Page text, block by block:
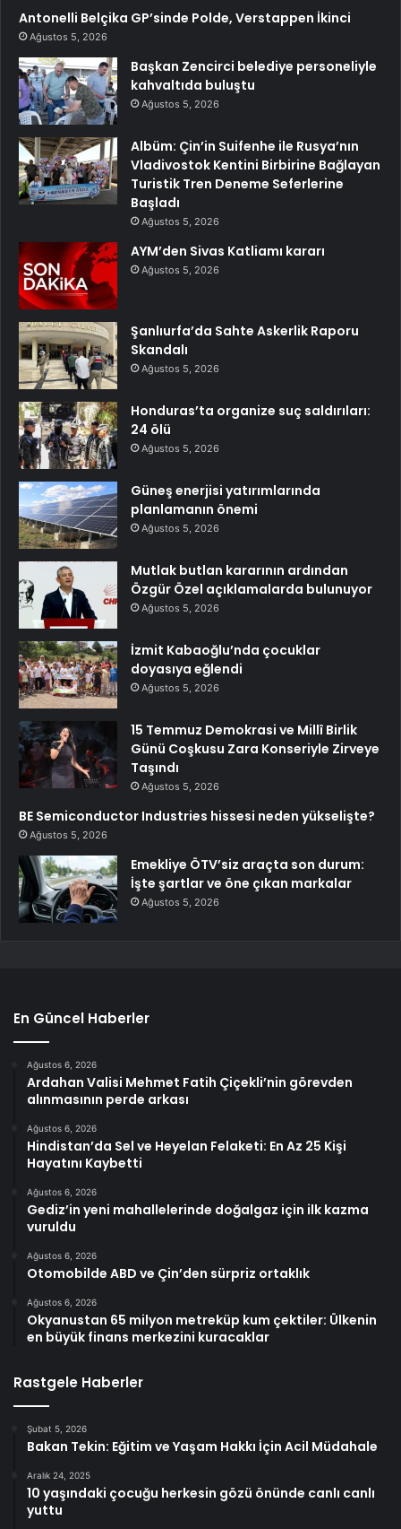
Antonelli Belçika GP’sinde Polde, Verstappen İkinci
Ağustos 5, 2026
Başkan Zencirci belediye personeliyle
kahvaltıda buluştu
Ağustos 5, 2026
Albüm: Çin’in Suifenhe ile Rusya’nın
Vladivostok Kentini Birbirine Bağlayan
Turistik Tren Deneme Seferlerine
Başladı
Ağustos 5, 2026
AYM’den Sivas Katliamı kararı
Ağustos 5, 2026
Şanlıurfa’da Sahte Askerlik Raporu
Skandalı
Ağustos 5, 2026
Honduras’ta organize suç saldırıları:
24 ölü
Ağustos 5, 2026
Güneş enerjisi yatırımlarında
planlamanın önemi
Ağustos 5, 2026
Mutlak butlan kararının ardından
Özgür Özel açıklamalarda bulunuyor
Ağustos 5, 2026
İzmit Kabaoğlu’nda çocuklar
doyasıya eğlendi
Ağustos 5, 2026
15 Temmuz Demokrasi ve Millî Birlik
Günü Coşkusu Zara Konseriyle Zirveye
Taşındı
Ağustos 5, 2026
BE Semiconductor Industries hissesi neden yükselişte?
Ağustos 5, 2026
Emekliye ÖTV’siz araçta son durum:
İşte şartlar ve öne çıkan markalar
Ağustos 5, 2026
En Güncel Haberler
Ağustos 6, 2026
Ardahan Valisi Mehmet Fatih Çiçekli’nin görevden
alınmasının perde arkası
Ağustos 6, 2026
Hindistan’da Sel ve Heyelan Felaketi: En Az 25 Kişi
Hayatını Kaybetti
Ağustos 6, 2026
Gediz’in yeni mahallelerinde doğalgaz için ilk kazma
vuruldu
Ağustos 6, 2026
Otomobilde ABD ve Çin’den sürpriz ortaklık
Ağustos 6, 2026
Okyanustan 65 milyon metreküp kum çektiler: Ülkenin
en büyük finans merkezini kuracaklar
Rastgele Haberler
Şubat 5, 2026
Bakan Tekin: Eğitim ve Yaşam Hakkı İçin Acil Müdahale
Aralık 24, 2025
10 yaşındaki çocuğu herkesin gözü önünde canlı canlı
yuttu